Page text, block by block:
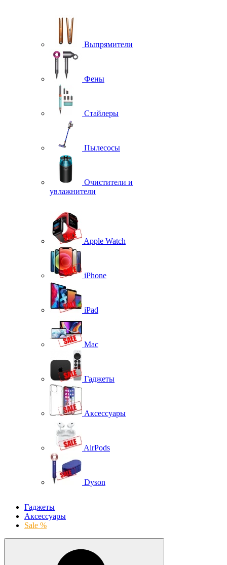
Выпрямители
Фены
Стайлеры
Пылесосы
Очистители и
увлажнители
Apple Watch
iPhone
iPad
Mac
Гаджеты
Аксессуары
AirPods
Dyson
Гаджеты
Аксессуары
Sale %